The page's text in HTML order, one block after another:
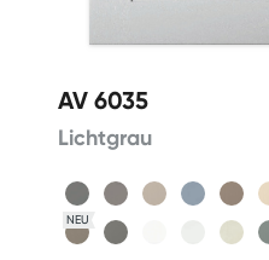
AV 6035
Lichtgrau
NEU